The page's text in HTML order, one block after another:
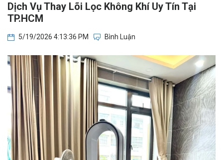
Dịch Vụ Thay Lõi Lọc Không Khí Uy Tín Tại
TP.HCM
5/19/2026 4:13:36 PM Bình Luận